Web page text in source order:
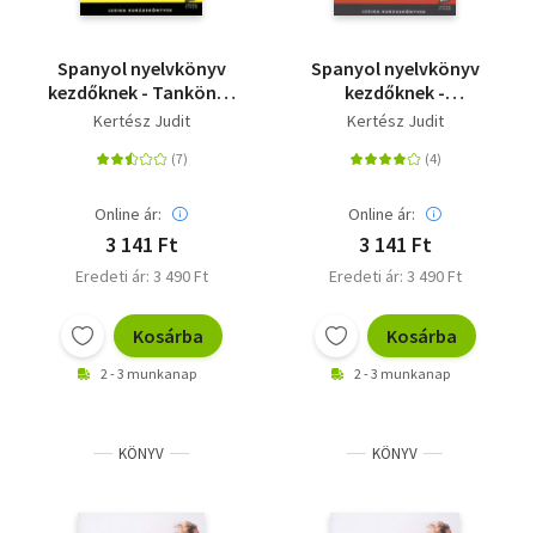
Spanyol nyelvkönyv
kezdőknek - Tankönyv
- A2 - B1+ - letölthető
Kertész Judit
Online ár:
3 141 Ft
Eredeti ár: 3 490 Ft
Kosárba
2 - 3 munkanap
Spanyol nyelvkönyv
kezdőknek -
Munkafüzet - A2 - B1
Kertész Judit
Online ár:
3 141 Ft
Eredeti ár: 3 490 Ft
Kosárba
2 - 3 munkanap
KÖNYV KÖNYV